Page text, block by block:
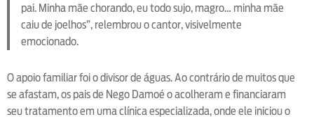
pai. Minha mãe chorando, eu todo sujo, magro… minha mãe
caiu de joelhos”, relembrou o cantor, visivelmente
emocionado.
O apoio familiar foi o divisor de águas. Ao contrário de muitos que
se afastam, os pais de Nego Damoé o acolheram e financiaram
seu tratamento em uma clínica especializada, onde ele iniciou o